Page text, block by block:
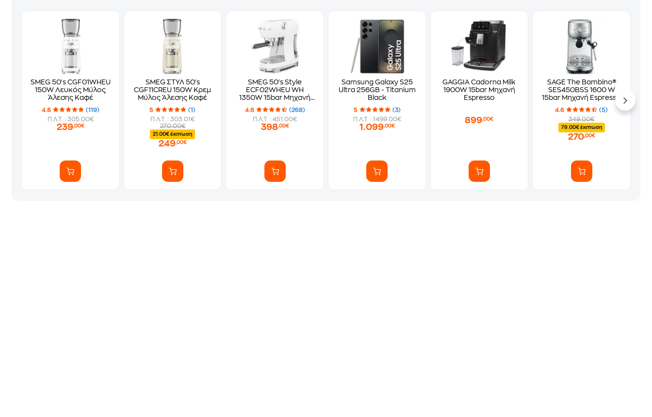
SMEG 50's CGF01WHEU
150W Λευκός Μύλος
Άλεσης Καφέ
4.8
(119)
Π.Λ.Τ. : 305.00€
239,00€
SMEG ΣΤΥΛ 50's
CGF11CREU 150W Κρεμ
Μύλος Άλεσης Καφέ
5
(1)
Π.Λ.Τ. : 303.01€
270.00€
21.00€ έκπτωση
249,00€
SMEG 50's Style
ECF02WHEU WH
1350W 15bar Μηχανή
Espresso
4.6
(268)
Π.Λ.Τ. : 451.00€
398,00€
Samsung Galaxy S25
Ultra 256GB - Titanium
Black
5
(3)
Π.Λ.Τ. : 1499.00€
1.099,00€
GAGGIA Cadorna Milk
1900W 15bar Μηχανή
Espresso
899,00€
SAGE The Bambino®
SES450BSS 1600 W
15bar Μηχανή Espresso
4.6
(5)
349.00€
79.00€ έκπτωση
270,00€